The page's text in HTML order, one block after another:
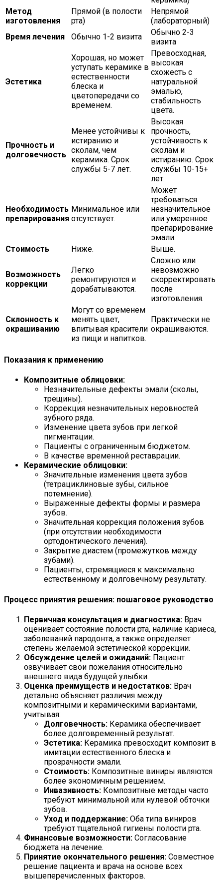
Метод
изготовления
Прямой (в полости
рта)
Непрямой
(лабораторный)
Время лечения
Обычно 1-2 визита
Обычно 2-3
визита
Эстетика
Хорошая, но может
уступать керамике в
естественности
блеска и
цветопередачи со
временем.
Превосходная,
высокая
схожесть с
натуральной
эмалью,
стабильность
цвета.
Прочность и
долговечность
Менее устойчивы к
истиранию и
сколам, чем
керамика. Срок
службы 5-7 лет.
Высокая
прочность,
устойчивость к
сколам и
истиранию. Срок
службы 10-15+
лет.
Необходимость
препарирования
Минимальное или
отсутствует.
Может
требоваться
незначительное
или умеренное
препарирование
эмали.
Стоимость
Ниже. Выше.
Возможность
коррекции
Легко
ремонтируются и
дорабатываются.
Сложно или
невозможно
скорректировать
после
изготовления.
Склонность к
окрашиванию
Могут со временем
менять цвет,
впитывая красители
из пищи и напитков.
Практически не
окрашиваются.
Показания к применению
Композитные облицовки:
Незначительные дефекты эмали (сколы,
трещины).
Коррекция незначительных неровностей
зубного ряда.
Изменение цвета зубов при легкой
пигментации.
Пациенты с ограниченным бюджетом.
В качестве временной реставрации.
Керамические облицовки:
Значительные изменения цвета зубов
(тетрациклиновые зубы, сильное
потемнение).
Выраженные дефекты формы и размера
зубов.
Значительная коррекция положения зубов
(при отсутствии необходимости
ортодонтического лечения).
Закрытие диастем (промежутков между
зубами).
Пациенты, стремящиеся к максимально
естественному и долговечному результату.
Процесс принятия решения: пошаговое руководство
Первичная консультация и диагностика: Врач
оценивает состояние полости рта, наличие кариеса,
заболеваний пародонта, а также определяет
степень желаемой эстетической коррекции.
Обсуждение целей и ожиданий: Пациент
озвучивает свои пожелания относительно
внешнего вида будущей улыбки.
Оценка преимуществ и недостатков: Врач
детально объясняет различия между
композитными и керамическими вариантами,
учитывая:
Долговечность: Керамика обеспечивает
более долговременный результат.
Эстетика: Керамика превосходит композит в
имитации естественного блеска и
прозрачности эмали.
Стоимость: Композитные виниры являются
более экономичным решением.
Инвазивность: Композитные методы часто
требуют минимальной или нулевой обточки
зубов.
Уход и поддержание: Оба типа виниров
требуют тщательной гигиены полости рта.
Финансовые возможности: Согласование
бюджета на лечение.
Принятие окончательного решения: Совместное
решение пациента и врача на основе всех
вышеперечисленных факторов.